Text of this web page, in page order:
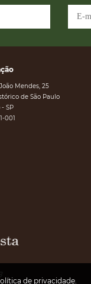
de privacidade.
Mendes, 25
de São Paulo
- SP
001